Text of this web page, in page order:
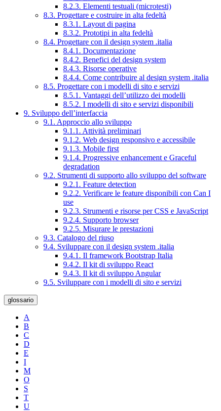
8.2.3. Elementi testuali (microtesti)
8.3. Progettare e costruire in alta fedeltà
8.3.1. Layout di pagina
8.3.2. Prototipi in alta fedeltà
8.4. Progettare con il design system .italia
8.4.1. Documentazione
8.4.2. Benefici del design system
8.4.3. Risorse operative
8.4.4. Come contribuire al design system .italia
8.5. Progettare con i modelli di sito e servizi
8.5.1. Vantaggi dell’utilizzo dei modelli
8.5.2. I modelli di sito e servizi disponibili
9. Sviluppo dell’interfaccia
9.1. Approccio allo sviluppo
9.1.1. Attività preliminari
9.1.2. Web design responsivo e accessibile
9.1.3. Mobile first
9.1.4. Progressive enhancement e Graceful
degradation
9.2. Strumenti di supporto allo sviluppo del software
9.2.1. Feature detection
9.2.2. Verificare le feature disponibili con Can I
use
9.2.3. Strumenti e risorse per CSS e JavaScript
9.2.4. Supporto browser
9.2.5. Misurare le prestazioni
9.3. Catalogo del riuso
9.4. Sviluppare con il design system .italia
9.4.1. Il framework Bootstrap Italia
9.4.2. Il kit di sviluppo React
9.4.3. Il kit di sviluppo Angular
9.5. Sviluppare con i modelli di sito e servizi
glossario
A
B
C
D
E
I
M
O
S
T
U